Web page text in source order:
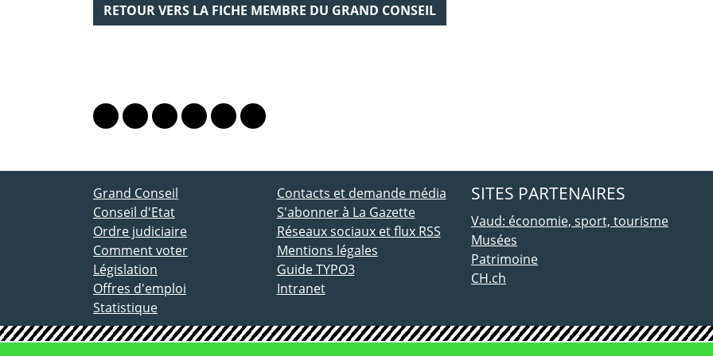
RETOUR VERS LA FICHE MEMBRE DU GRAND CONSEIL
Lien vers le profil Mastodon
Lien vers le profil Bluesky
Lien vers le profil Instagram
Lien vers le profil Linkedin
Lien vers le profil Facebook
Lien vers le profil Twitter
ACCÈS DIRECT
Grand Conseil
Conseil d'Etat
Ordre judiciaire
Comment voter
Législation
Offres d'emploi
Statistique
Contacts et demande média
S'abonner à La Gazette
Réseaux sociaux et flux RSS
Mentions légales
Guide TYPO3
Intranet
SITES PARTENAIRES
Vaud: économie, sport, tourisme
Musées
Patrimoine
CH.ch